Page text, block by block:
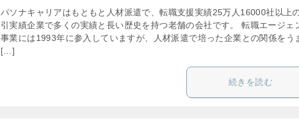
パソナキャリアはもともと人材派遣で、転職支援実績25万人16000社以上
引実績企業で多くの実績と長い歴史を持つ老舗の会社です。 転職エージェ
事業には1993年に参入していますが、人材派遣で培った企業との関係をう
[…]
続きを読む